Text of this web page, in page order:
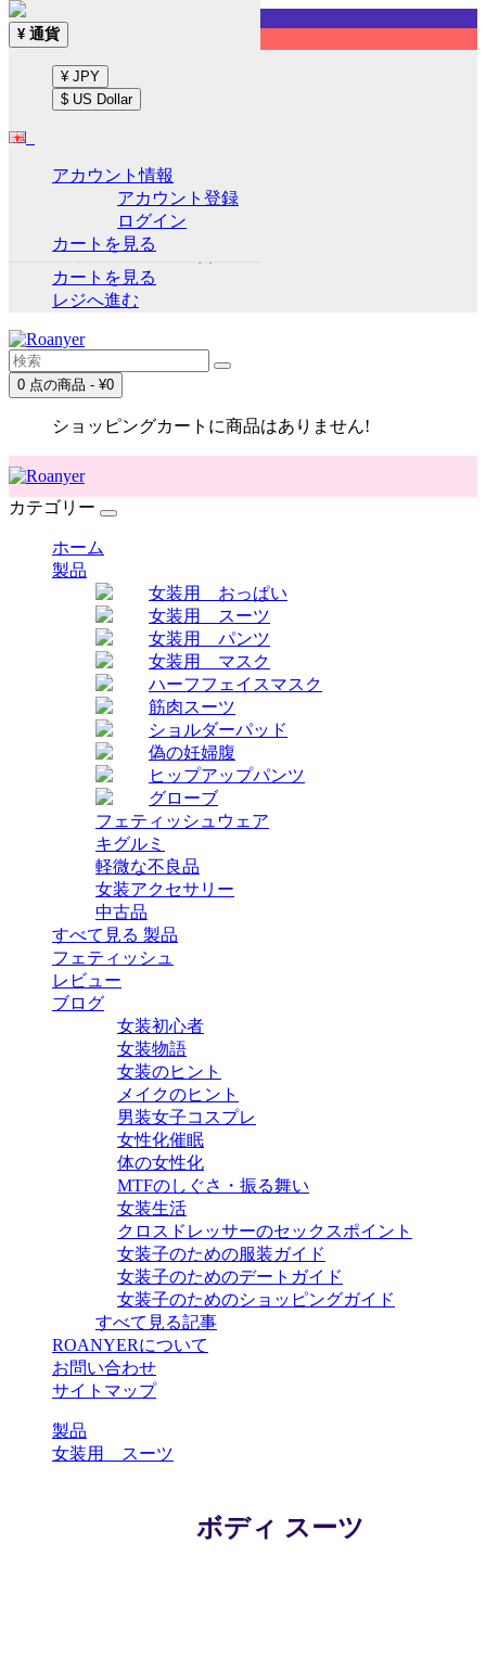
Sign up!
通貨
アカウント情報
アカウント登録
ログイン
ウイッシュリスト (0)
カートを見る
レジへ進む
0 点の商品 - ¥0
ショッピングカートに商品はありません!
¥ 通貨
¥ JPY
$ US Dollar
アカウント情報
アカウント登録
ログイン
カートを見る
カテゴリー
ホーム
製品
女装用 おっぱい
女装用 スーツ
女装用 パンツ
女装用 マスク
ハーフフェイスマスク
筋肉スーツ
ショルダーパッド
偽の妊婦腹
ヒップアップパンツ
グローブ
フェティッシュウェア
キグルミ
軽微な不良品
女装アクセサリー
中古品
すべて見る 製品
フェティッシュ
レビュー
ブログ
女装初心者
女装物語
女装のヒント
メイクのヒント
男装女子コスプレ
女性化催眠
体の女性化
MTFのしぐさ・振る舞い
女装生活
クロスドレッサーのセックスポイント
女装子のための服装ガイド
女装子のためのデートガイド
女装子のためのショッピングガイド
すべて見る記事
ROANYERについて
お問い合わせ
サイトマップ
製品
女装用 スーツ
ボディ スーツ